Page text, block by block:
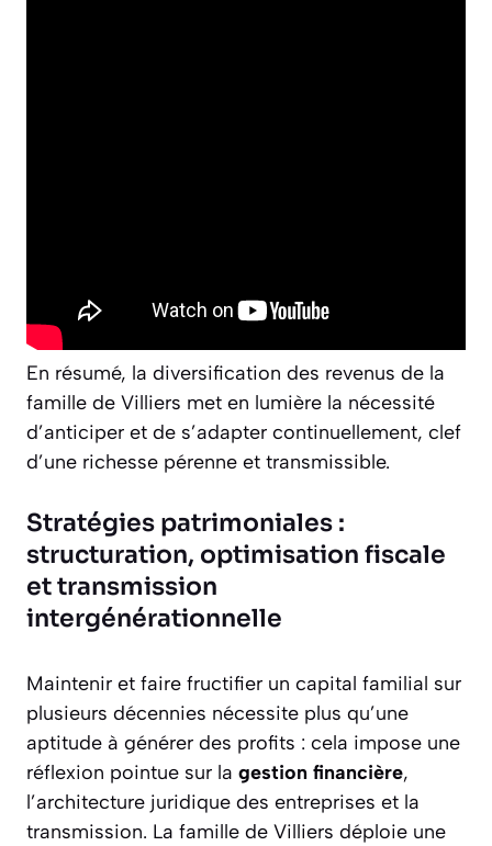
En résumé, la diversification des revenus de la
famille de Villiers met en lumière la nécessité
d’anticiper et de s’adapter continuellement, clef
d’une richesse pérenne et transmissible.
Stratégies patrimoniales :
structuration, optimisation fiscale
et transmission
intergénérationnelle
Maintenir et faire fructifier un capital familial sur
plusieurs décennies nécessite plus qu’une
aptitude à générer des profits : cela impose une
réflexion pointue sur la gestion financière,
l’architecture juridique des entreprises et la
transmission. La famille de Villiers déploie une